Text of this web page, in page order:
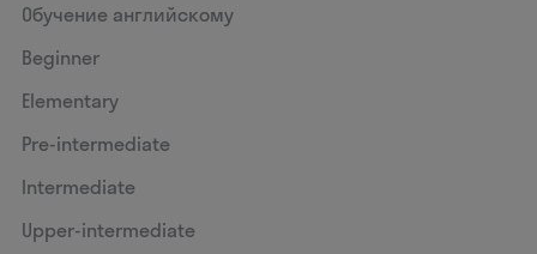
Обучение английскому
Beginner
Elementary
Pre-intermediate
Intermediate
Upper-intermediate